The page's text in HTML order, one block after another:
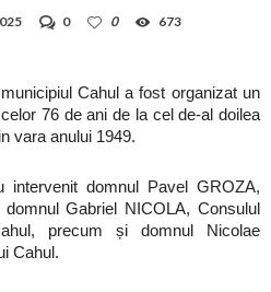
0 0 673
Cahul a fost organizat un
76 de ani de la cel de-al doilea
vara anului 1949.
domnul Pavel GROZA,
Gabriel NICOLA, Consulul
precum și domnul Nicolae
Cahul.